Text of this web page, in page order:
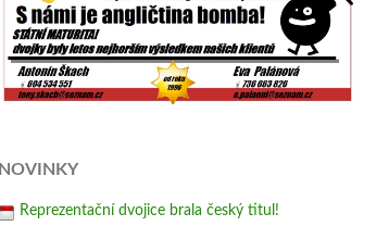
NOVINKY
Reprezentační dvojice brala český titul!